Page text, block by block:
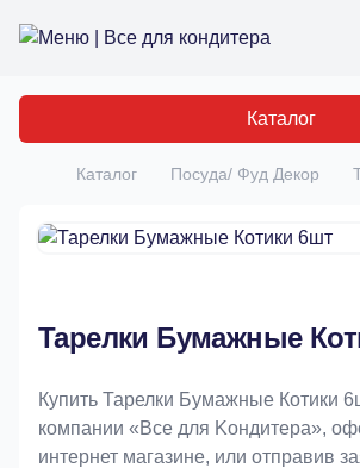
Все для кондитера
Каталог
Главная
Каталог Посуда/ Фуд Декор
Тарелки Бумажные
Купить Тарелки Бумажные Котики
компании «Bce для Koндитeрa»,
интернет магазине, или отправив